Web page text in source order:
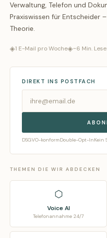
Verwaltung, Telefon und
Praxiswissen für Entscheider
Theorie.
◈1 E-Mail pro Woche◈~6 Min.
DIREKT INS POSTFACH
DSGVO-konformDouble-Opt-InKein
THEMEN DIE WIR ABDECKEN
⬡
Voice AI
Telefonannahme 24/7